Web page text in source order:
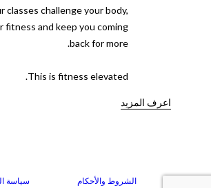
classes challenge your body,
fitness and keep you coming
back for more.
This is fitness elevated.
اعرف المزيد
الشروط والأحكام سياسة